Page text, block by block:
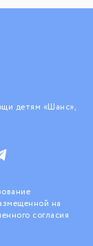
детям «Шанс»,
на
согласия